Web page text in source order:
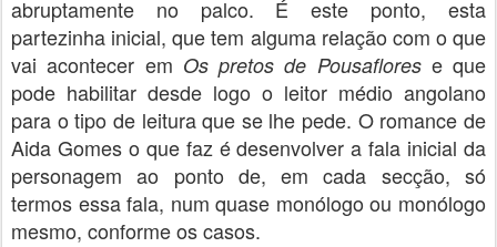
abruptamente no palco. É este ponto, esta
partezinha inicial, que tem alguma relação com o que
vai acontecer em Os pretos de Pousaflores e que
pode habilitar desde logo o leitor médio angolano
para o tipo de leitura que se lhe pede. O romance de
Aida Gomes o que faz é desenvolver a fala inicial da
personagem ao ponto de, em cada secção, só
termos essa fala, num quase monólogo ou monólogo
mesmo, conforme os casos.